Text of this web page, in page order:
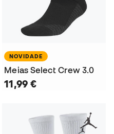
NOVIDADE
Meias Select Crew 3.0
11,99 €